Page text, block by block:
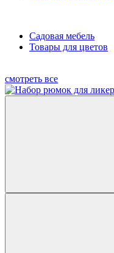
Садовая мебель
Товары для цветов
смотреть все